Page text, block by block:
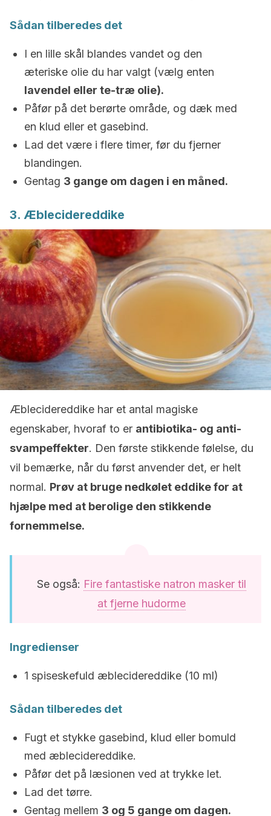
Sådan tilberedes det
I en lille skål blandes vandet og den
æteriske olie du har valgt (vælg enten
lavendel eller te-træ olie).
Påfør på det berørte område, og dæk med
en klud eller et gasebind.
Lad det være i flere timer, før du fjerner
blandingen.
Gentag 3 gange om dagen i en måned.
3. Æblecidereddike
Æblecidereddike har et antal magiske
egenskaber, hvoraf to er antibiotika- og anti-
svampeffekter. Den første stikkende følelse, du
vil bemærke, når du først anvender det, er helt
normal. Prøv at bruge nedkølet eddike for at
hjælpe med at berolige den stikkende
fornemmelse.
Se også: Fire fantastiske natron masker til
at fjerne hudorme
Ingredienser
1 spiseskefuld æblecidereddike (10 ml)
Sådan tilberedes det
Fugt et stykke gasebind, klud eller bomuld
med æblecidereddike.
Påfør det på læsionen ved at trykke let.
Lad det tørre.
Gentag mellem 3 og 5 gange om dagen.